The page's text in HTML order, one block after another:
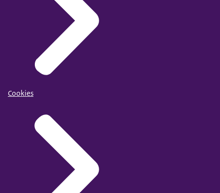
Cookies